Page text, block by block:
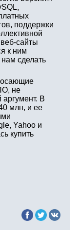
поддержки
сайты
к ним
сделать
не
аргумент. В
млн, и ее
Yahoo и
купить